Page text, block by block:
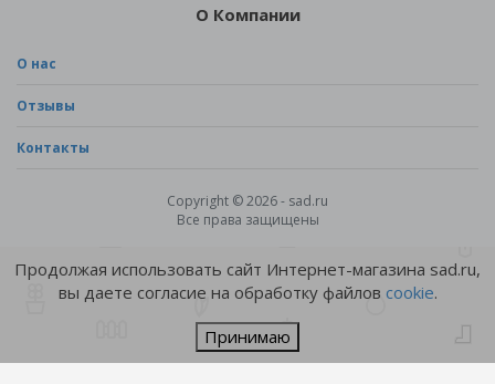
О Компании
О нас
Отзывы
Контакты
Copyright © 2026 - sad.ru
Все права защищены
Продолжая использовать сайт Интернет-магазина sad.ru,
вы даете согласие на обработку файлов cookie.
Принимаю